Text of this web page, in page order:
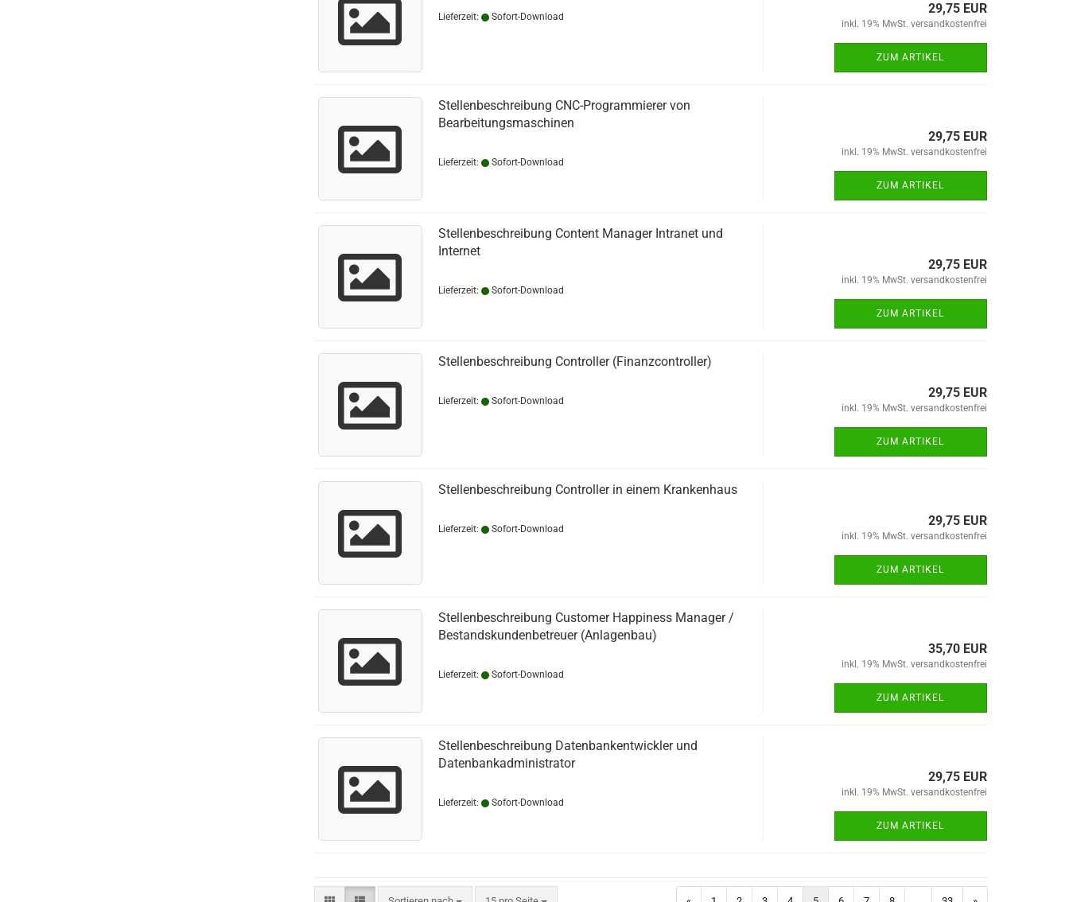
Lieferzeit: Sofort-Download
29,75 EUR
inkl. 19% MwSt. versandkostenfrei
ZUM ARTIKEL
Stellenbeschreibung CNC-Programmierer von
Bearbeitungsmaschinen
Lieferzeit: Sofort-Download
29,75 EUR
inkl. 19% MwSt. versandkostenfrei
ZUM ARTIKEL
Stellenbeschreibung Content Manager Intranet und
Internet
Lieferzeit: Sofort-Download
29,75 EUR
inkl. 19% MwSt. versandkostenfrei
ZUM ARTIKEL
Stellenbeschreibung Controller (Finanzcontroller)
Lieferzeit: Sofort-Download
29,75 EUR
inkl. 19% MwSt. versandkostenfrei
ZUM ARTIKEL
Stellenbeschreibung Controller in einem Krankenhaus
Lieferzeit: Sofort-Download
29,75 EUR
inkl. 19% MwSt. versandkostenfrei
ZUM ARTIKEL
Stellenbeschreibung Customer Happiness Manager /
Bestandskundenbetreuer (Anlagenbau)
Lieferzeit: Sofort-Download
35,70 EUR
inkl. 19% MwSt. versandkostenfrei
ZUM ARTIKEL
Stellenbeschreibung Datenbankentwickler und
Datenbankadministrator
Lieferzeit: Sofort-Download
29,75 EUR
inkl. 19% MwSt. versandkostenfrei
ZUM ARTIKEL